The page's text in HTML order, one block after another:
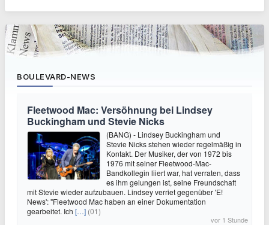
BOULEVARD-NEWS
Fleetwood Mac: Versöhnung bei Lindsey
Buckingham und Stevie Nicks
(BANG) - Lindsey Buckingham und
Stevie Nicks stehen wieder regelmäßig in
Kontakt. Der Musiker, der von 1972 bis
1976 mit seiner Fleetwood-Mac-
Bandkollegin liiert war, hat verraten, dass
es ihm gelungen ist, seine Freundschaft
mit Stevie wieder aufzubauen. Lindsey verriet gegenüber 'E!
News': "Fleetwood Mac haben an einer Dokumentation
gearbeitet. Ich […] (01)
vor 1 Stunde